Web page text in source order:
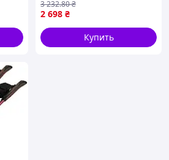
130 (7008341361300)
Nes22/Q
2 698 ₴
3 232.80₴
Купить